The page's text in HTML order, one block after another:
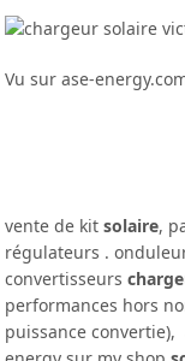
Vu sur ase-
vente de kitsolaire,
régulateurs .
convertisseurs
performances hors
puissance